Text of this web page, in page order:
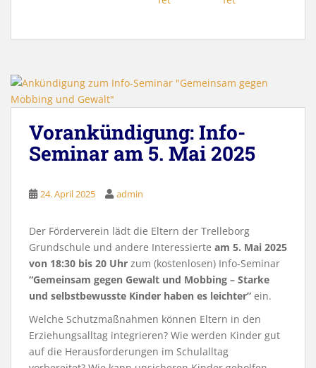
Vorankündigung: Info-
Seminar am 5. Mai 2025
24. April 2025 admin
Der Förderverein lädt die Eltern der Trelleborg
Grundschule und andere Interessierte am 5. Mai 2025
von 18:30 bis 20 Uhr zum (kostenlosen) Info-Seminar
“Gemeinsam gegen Gewalt und Mobbing – Starke
und selbstbewusste Kinder haben es leichter” ein.
Welche Schutzmaßnahmen können Eltern in den
Erziehungsalltag integrieren? Wie werden Kinder gut
auf die Herausforderungen im Schulalltag